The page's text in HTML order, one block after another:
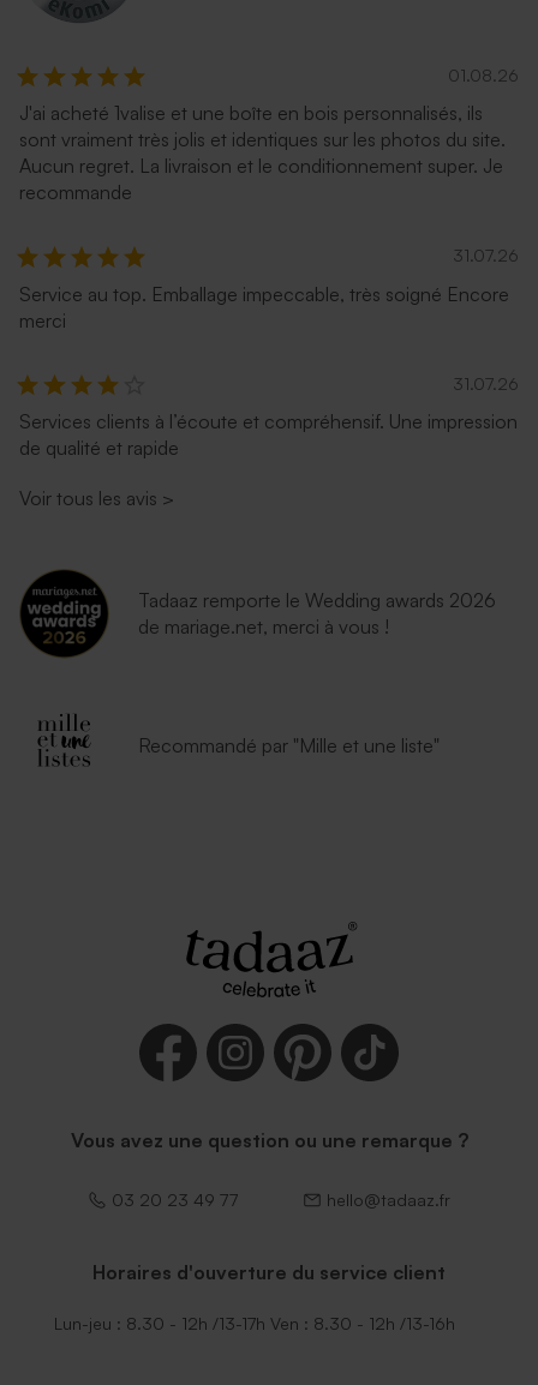
01.08.26
J'ai acheté 1valise et une boîte en bois personnalisés, ils
sont vraiment très jolis et identiques sur les photos du site.
Aucun regret. La livraison et le conditionnement super. Je
recommande
31.07.26
Service au top. Emballage impeccable, très soigné Encore
merci
31.07.26
Services clients à l’écoute et compréhensif. Une impression
de qualité et rapide
Voir tous les avis >
Tadaaz remporte le Wedding awards 2026
de mariage.net, merci à vous !
Recommandé par "Mille et une liste"
Vous avez une question ou une remarque ?
03 20 23 49 77 hello@tadaaz.fr
Horaires d'ouverture du service client
Lun-jeu : 8.30 - 12h /13-17h Ven : 8.30 - 12h /13-16h